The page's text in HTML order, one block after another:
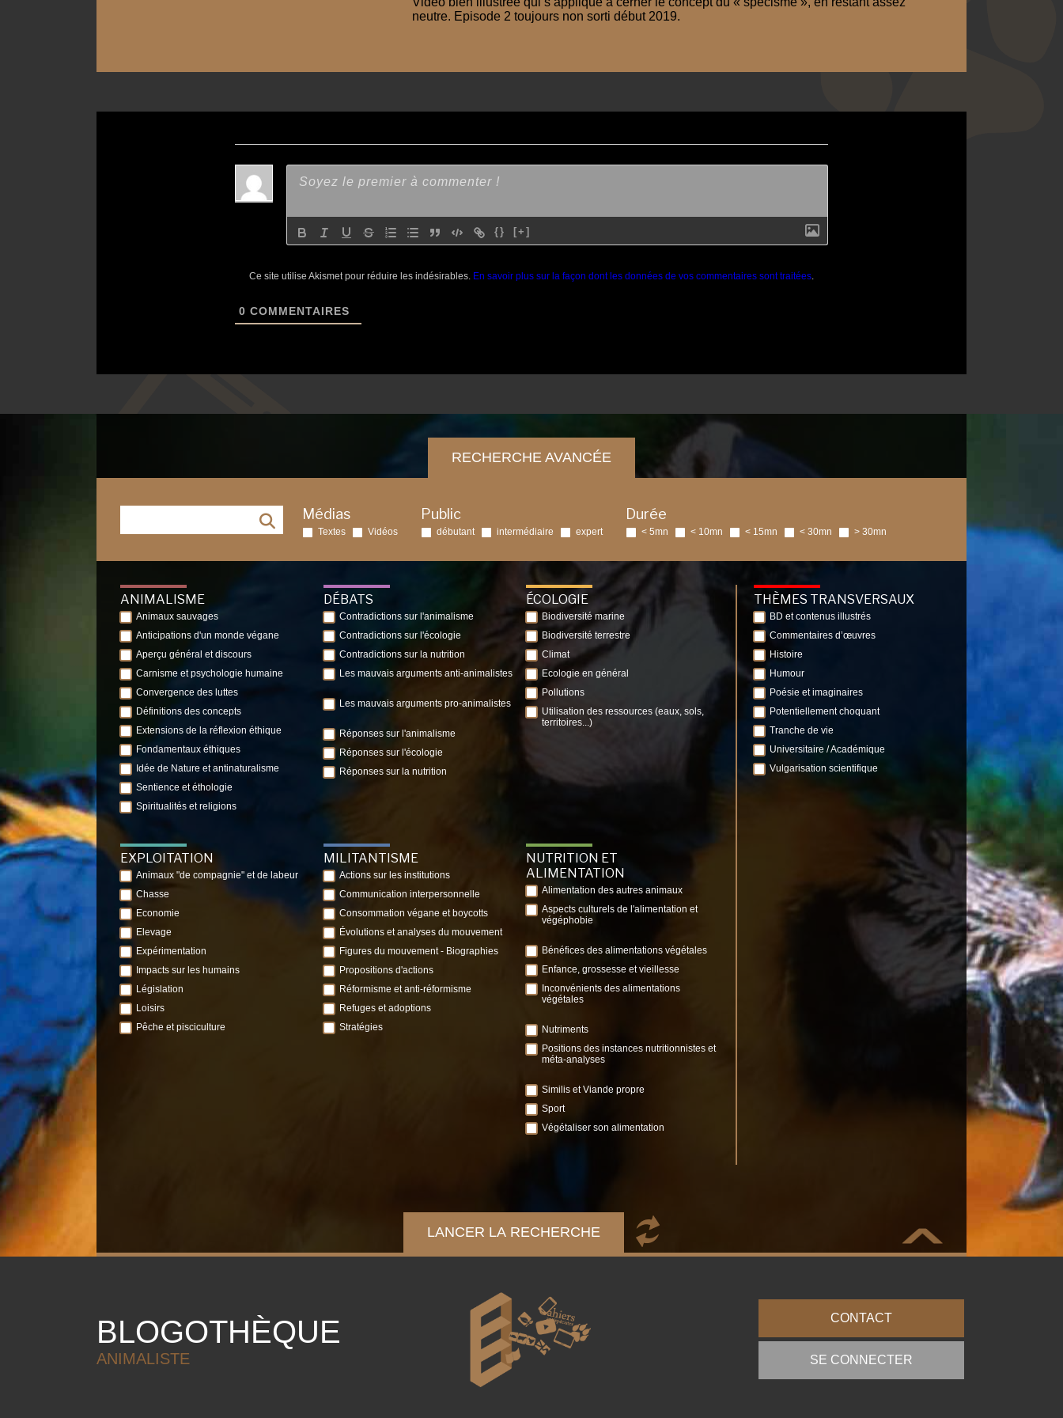
neutre. Episode 2 toujours non sorti début 2019.
{} [+]
Ce site utilise Akismet pour réduire les indésirables. En savoir plus sur la façon dont les données de vos commentaires sont traitées.
0 COMMENTAIRES
RECHERCHE AVANCÉE
Médias
Textes Vidéos
Public
débutant intermédiaire expert
Durée
< 5mn < 10mn < 15mn < 30mn > 30mn
ANIMALISME
Animaux sauvages
Anticipations d'un monde végane
Aperçu général et discours
Carnisme et psychologie humaine
Convergence des luttes
Définitions des concepts
Extensions de la réflexion éthique
Fondamentaux éthiques
Idée de Nature et antinaturalisme
Sentience et éthologie
Spiritualités et religions
DÉBATS
Contradictions sur l'animalisme
Contradictions sur l'écologie
Contradictions sur la nutrition
Les mauvais arguments anti-animalistes
Les mauvais arguments pro-animalistes
Réponses sur l'animalisme
Réponses sur l'écologie
Réponses sur la nutrition
ÉCOLOGIE
Biodiversité marine
Biodiversité terrestre
Climat
Ecologie en général
Pollutions
Utilisation des ressources (eaux, sols,
territoires...)
EXPLOITATION
Animaux "de compagnie" et de labeur
Chasse
Economie
Elevage
Expérimentation
Impacts sur les humains
Législation
Loisirs
Pêche et pisciculture
MILITANTISME
Actions sur les institutions
Communication interpersonnelle
Consommation végane et boycotts
Évolutions et analyses du mouvement
Figures du mouvement - Biographies
Propositions d'actions
Réformisme et anti-réformisme
Refuges et adoptions
Stratégies
NUTRITION ET
ALIMENTATION
Alimentation des autres animaux
Aspects culturels de l'alimentation et
végéphobie
Bénéfices des alimentations végétales
Enfance, grossesse et vieillesse
Inconvénients des alimentations
végétales
Nutriments
Positions des instances nutritionnistes et
méta-analyses
Similis et Viande propre
Sport
Végétaliser son alimentation
THÈMES TRANSVERSAUX
BD et contenus illustrés
Commentaires d’œuvres
Histoire
Humour
Poésie et imaginaires
Potentiellement choquant
Tranche de vie
Universitaire / Académique
Vulgarisation scientifique
LANCER LA RECHERCHE
BLOGOTHÈQUE
ANIMALISTE
CONTACT
SE CONNECTER